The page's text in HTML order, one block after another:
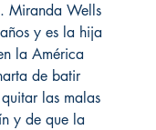
Miranda Wells
y es la hija
la América
de batir
las malas
y de que la